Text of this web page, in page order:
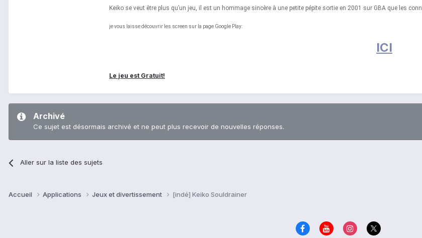
Keiko se veut être plus qu’un jeu, il est un hommage sincère à une petite pépite sortie en 2001 sur GBA que les
je vous laisse découvrir les screen sur la page Google Play:
ICI
Le jeu est Gratuit!
Archivé
Ce sujet est désormais archivé et ne peut plus recevoir de nouvelles réponses.
Aller sur la liste des sujets
Accueil Applications Jeux et divertissement [indé] Keiko Souldrainer